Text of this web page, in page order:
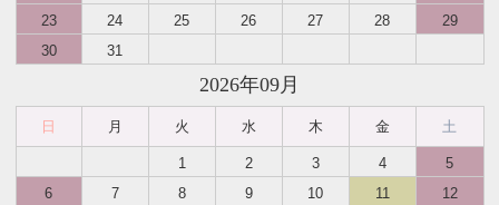
23
24 25 26 27 28
29
30
31
2026年09月
日 月 火 水 木 金 土
1 2 3 4
5
6
7 8 9 10 11
12